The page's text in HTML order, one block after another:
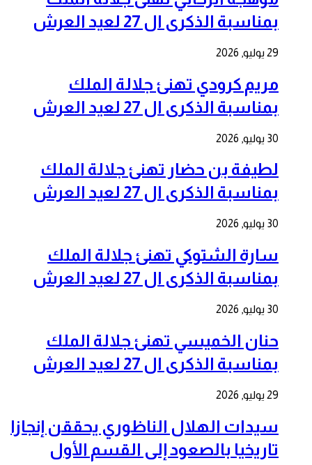
بمناسبة الذكرى ال 27 لعيد العرش
29 يوليو, 2026
مريم كرودي تهنئ جلالة الملك
بمناسبة الذكرى ال 27 لعيد العرش
30 يوليو, 2026
لطيفة بن حضار تهنئ جلالة الملك
بمناسبة الذكرى ال 27 لعيد العرش
30 يوليو, 2026
سارة الشتوكي تهنئ جلالة الملك
بمناسبة الذكرى ال 27 لعيد العرش
30 يوليو, 2026
حنان الخميسي تهنئ جلالة الملك
بمناسبة الذكرى ال 27 لعيد العرش
29 يوليو, 2026
سيدات الهلال الناظوري يحققن إنجازا
تاريخيا بالصعود إلى القسم الأول